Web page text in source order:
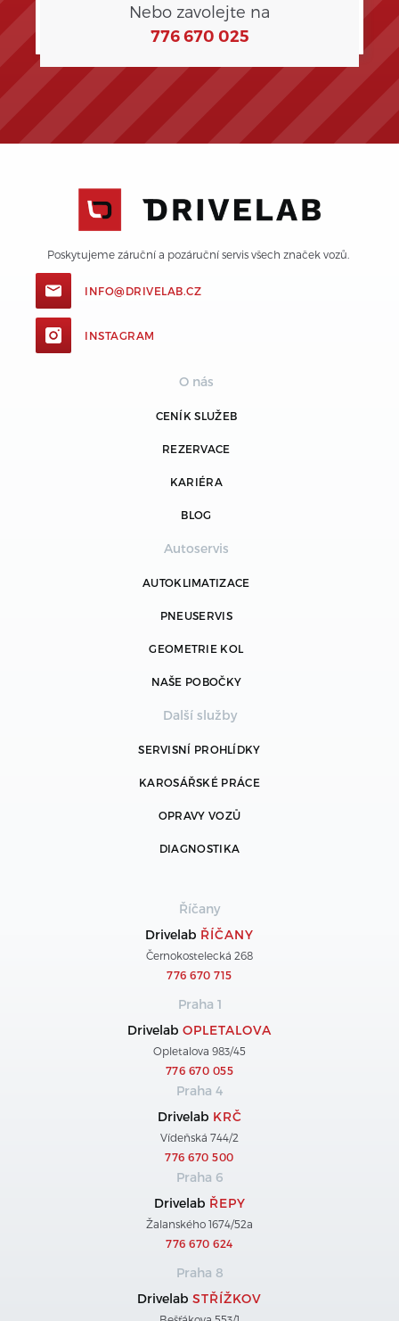
Nebo zavolejte na
776 670 025
Poskytujeme záruční a pozáruční servis všech značek vozů.
INFO@DRIVELAB.CZ
INSTAGRAM
O nás
CENÍK SLUŽEB
REZERVACE
KARIÉRA
BLOG
Autoservis
AUTOKLIMATIZACE
PNEUSERVIS
GEOMETRIE KOL
NAŠE POBOČKY
Další služby
SERVISNÍ PROHLÍDKY
KAROSÁŘSKÉ PRÁCE
OPRAVY VOZŮ
DIAGNOSTIKA
Říčany
Drivelab ŘÍČANY
Černokostelecká 268
776 670 715
Praha 1
Drivelab OPLETALOVA
Opletalova 983/45
776 670 055
Praha 4
Drivelab KRČ
Vídeňská 744/2
776 670 500
Praha 6
Drivelab ŘEPY
Žalanského 1674/52a
776 670 624
Praha 8
Drivelab STŘÍŽKOV